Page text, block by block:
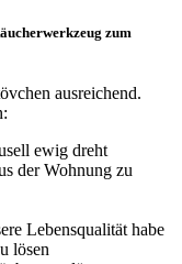
zum
ausreichend.
ewig dreht
der Wohnung zu
Lebensqualität habe
lösen